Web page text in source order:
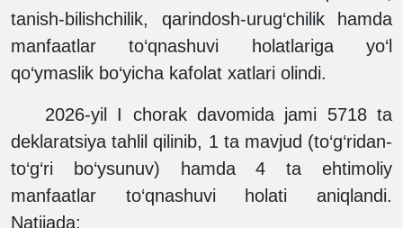
tanish-bilishchilik, qarindosh-urug‘chilik hamda
manfaatlar to‘qnashuvi holatlariga yo‘l
qo‘ymaslik bo‘yicha kafolat xatlari olindi.
2026-yil I chorak davomida jami 5718 ta
deklaratsiya tahlil qilinib, 1 ta mavjud (to‘g‘ridan-
to‘g‘ri bo‘ysunuv) hamda 4 ta ehtimoliy
manfaatlar to‘qnashuvi holati aniqlandi.
Natijada: